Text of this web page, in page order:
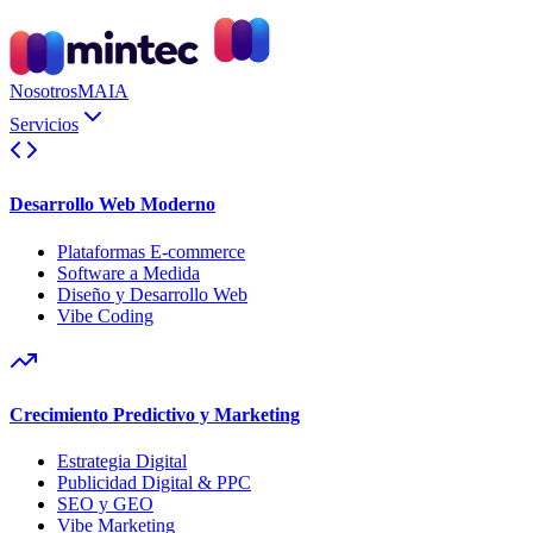
NosotrosMAIA
Servicios
Desarrollo Web Moderno
Plataformas E-commerce
Software a Medida
Diseño y Desarrollo Web
Vibe Coding
Crecimiento Predictivo y Marketing
Estrategia Digital
Publicidad Digital & PPC
SEO y GEO
Vibe Marketing